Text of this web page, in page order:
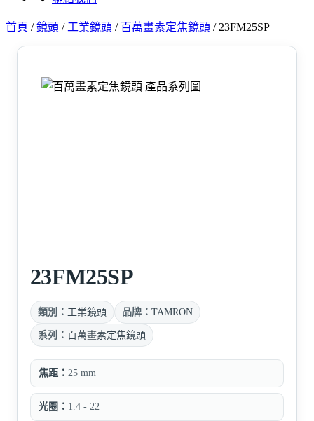
首頁 /鏡頭 / 工業鏡頭 / 百萬畫素定焦鏡頭 / 23FM25SP
23FM25SP
類別： 工業鏡頭 品牌： TAMRON
系列： 百萬畫素定焦鏡頭
焦距： 25 mm
光圈： 1.4 - 22